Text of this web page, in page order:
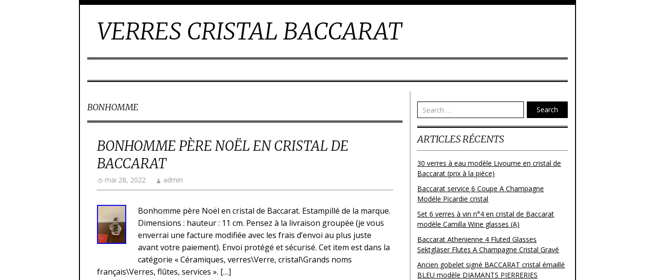
VERRES CRISTAL BACCARAT
BONHOMME
BONHOMME PÈRE NOËL EN CRISTAL DE
BACCARAT
mai 28, 2022 admin
Bonhomme père Noël en cristal de Baccarat. Estampillé de la marque.
Dimensions : hauteur : 11 cm. Pensez à la livraison groupée (je vous
enverrai une facture modifiée avec les frais d’envoi au plus juste
avant votre paiement). Envoi protégé et sécurisé. Cet item est dans la
catégorie « Céramiques, verres\Verre, cristal\Grands noms
français\Verres, flûtes, services ». […]
Search
ARTICLES RÉCENTS
30 verres à eau modèle Livourne en cristal de
Baccarat (prix à la pièce)
Baccarat service 6 Coupe A Champagne
Modéle Picardie cristal
Set 6 verres à vin n°4 en cristal de Baccarat
modèle Camilla Wine glasses (A)
Baccarat Athenienne 4 Fluted Glasses
Sektgläser Flutes A Champagne Cristal Gravé
Ancien gobelet signé BACCARAT cristal émaillé
BLEU modèle DIAMANTS PIERRERIES